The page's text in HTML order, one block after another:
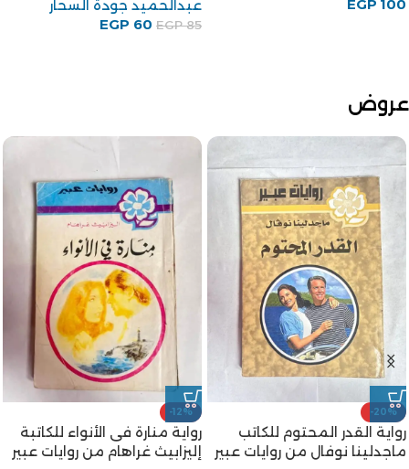
توفيق الحكيم
عروض
-22%
رواية متى يذوب الجليد من
روايات عبير
-17%
كتاب تركيا – إيران والأمن